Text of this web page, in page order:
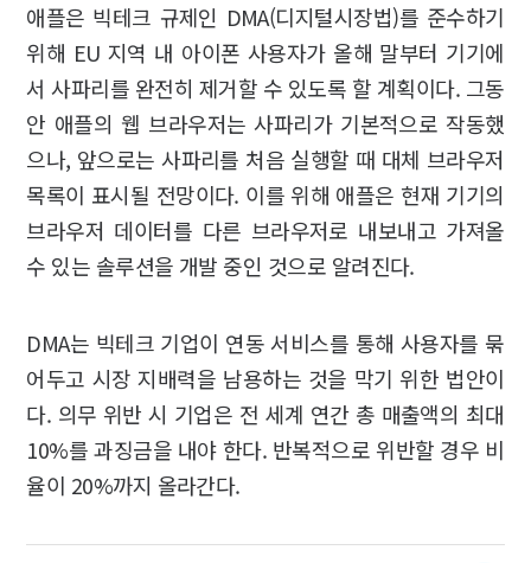
애플은 빅테크 규제인 DMA(디지털시장법)를 준수하기
위해 EU 지역 내 아이폰 사용자가 올해 말부터 기기에
서 사파리를 완전히 제거할 수 있도록 할 계획이다. 그동
안 애플의 웹 브라우저는 사파리가 기본적으로 작동했
으나, 앞으로는 사파리를 처음 실행할 때 대체 브라우저
목록이 표시될 전망이다. 이를 위해 애플은 현재 기기의
브라우저 데이터를 다른 브라우저로 내보내고 가져올
수 있는 솔루션을 개발 중인 것으로 알려진다.
DMA는 빅테크 기업이 연동 서비스를 통해 사용자를 묶
어두고 시장 지배력을 남용하는 것을 막기 위한 법안이
다. 의무 위반 시 기업은 전 세계 연간 총 매출액의 최대
10%를 과징금을 내야 한다. 반복적으로 위반할 경우 비
율이 20%까지 올라간다.